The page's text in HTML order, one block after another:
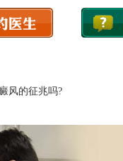
风的征兆吗?